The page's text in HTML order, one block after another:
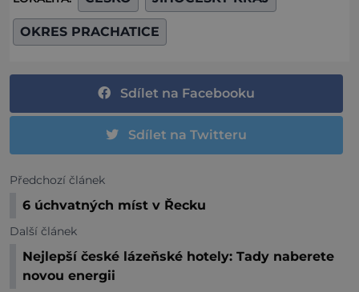
OKRES PRACHATICE
Sdílet na Facebooku
Sdílet na Twitteru
Předchozí článek
6 úchvatných míst v Řecku
Další článek
Nejlepší české lázeňské hotely: Tady naberete
novou energii